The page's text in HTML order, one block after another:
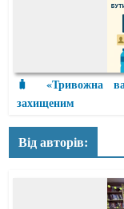
🧳 «Тривожна
захищеним
Від авторів: